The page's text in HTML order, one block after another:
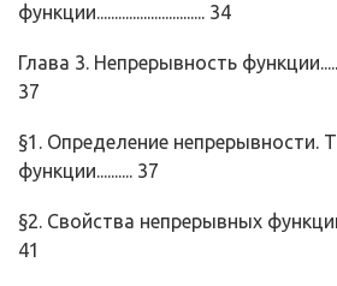
функции.............................. 34
Глава 3. Непрерывность
37
§1. Определение непрерывности.
функции.......... 37
§2. Свойства непрерывных
41